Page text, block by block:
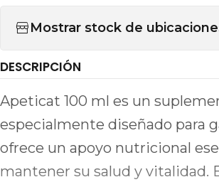
Mostrar stock de
DESCRIPCIÓN
Apeticat 100 ml es un
especialmente diseñado para
ofrece un apoyo nutricional
mantener su salud y vitalidad.